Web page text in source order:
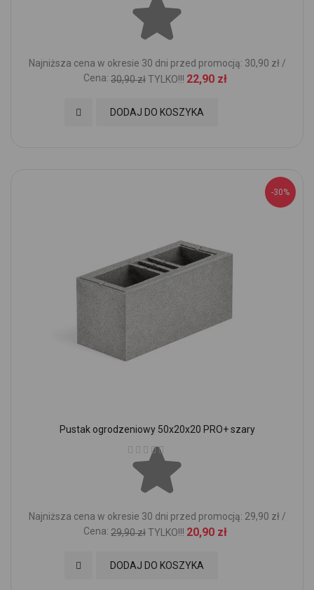
Najniższa cena w okresie 30 dni przed promocją: 30,90 zł /
Cena: 30,90 złTYLKO!!! 22,90 zł
DODAJ DO KOSZYKA
Dodaj do Ulubionych
-30%
Pustak ogrodzeniowy 50x20x20 PRO+ szary
Ocena:
Najniższa cena w okresie 30 dni przed promocją: 29,90 zł /
Cena: 29,90 złTYLKO!!! 20,90 zł
DODAJ DO KOSZYKA
Dodaj do Ulubionych